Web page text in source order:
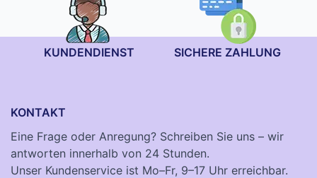
KUNDENDIENST SICHERE ZAHLUNG
KONTAKT
Eine Frage oder Anregung? Schreiben Sie uns – wir
antworten innerhalb von 24 Stunden.
Unser Kundenservice ist Mo–Fr, 9–17 Uhr erreichbar.